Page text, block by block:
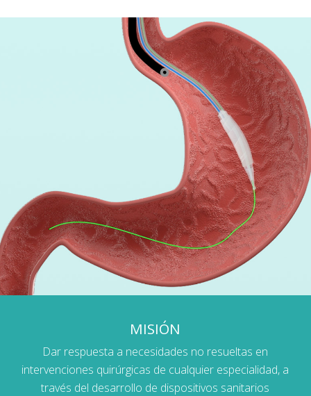
MISIÓN
Dar respuesta a necesidades no resueltas en
intervenciones quirúrgicas de cualquier especialidad, a
través del desarrollo de dispositivos sanitarios